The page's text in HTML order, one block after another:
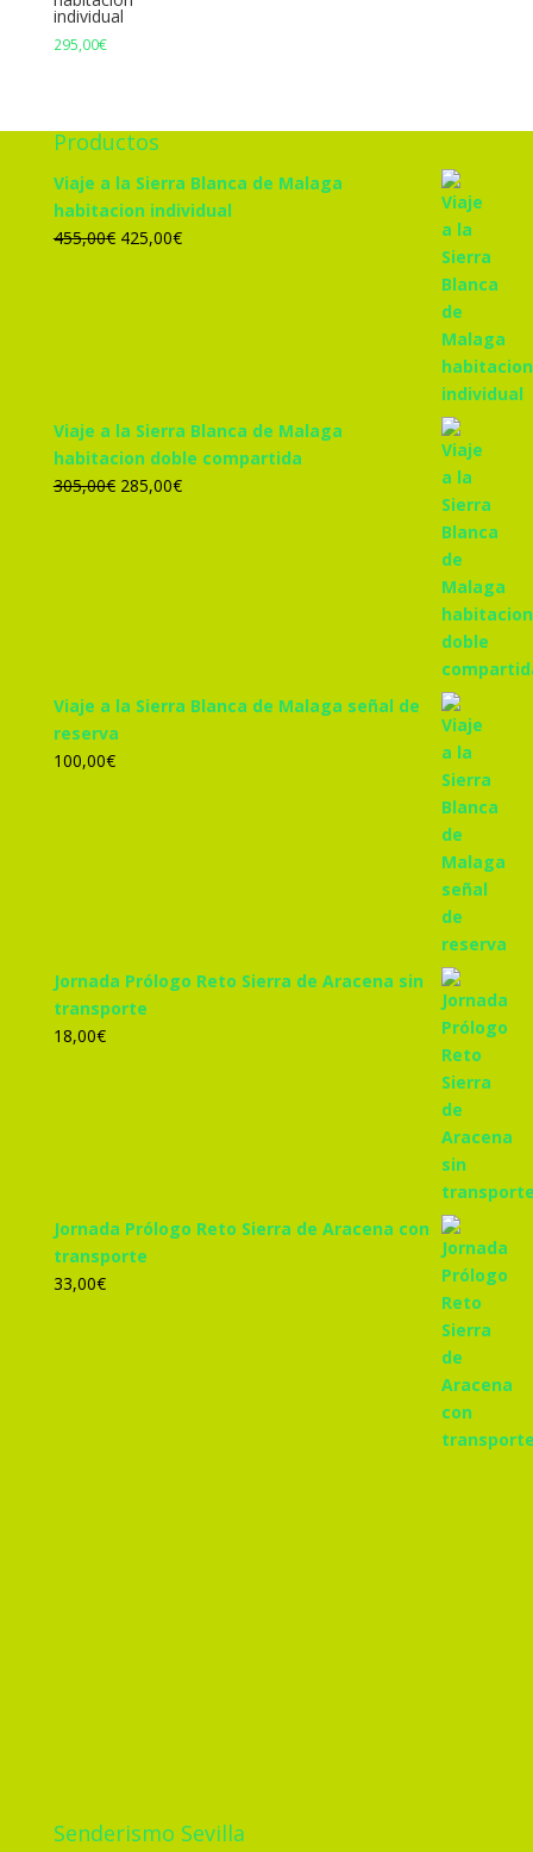
individual
295,00€
Productos
Viaje a la Sierra Blanca de Malaga
habitacion individual
455,00€ El
425,00€El
Viaje a la Sierra Blanca de Malaga
habitacion doble compartida
305,00€ El
285,00€El
Viaje a la Sierra Blanca de Malaga señal de
reserva
100,00€
Jornada Prólogo Reto Sierra de Aracena sin
transporte
18,00€
Jornada Prólogo Reto Sierra de Aracena con
transporte
33,00€
Senderismo Sevilla